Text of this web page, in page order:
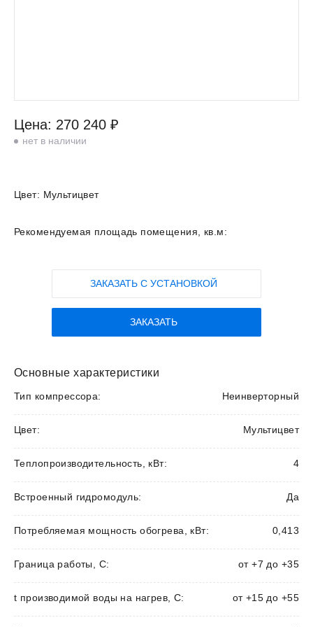
Цена: 270 240 ₽
нет в наличии
Цвет: Мультицвет
Рекомендуемая площадь помещения, кв.м:
ЗАКАЗАТЬ С УСТАНОВКОЙ
ЗАКАЗАТЬ
Основные характеристики
Тип компрессора: Неинверторный
Цвет: Мультицвет
Теплопроизводительность, кВт: 4
Встроенный гидромодуль: Да
Потребляемая мощность обогрева, кВт: 0,413
Граница работы, С: от +7 до +35
t производимой воды на нагрев, С: от +15 до +55